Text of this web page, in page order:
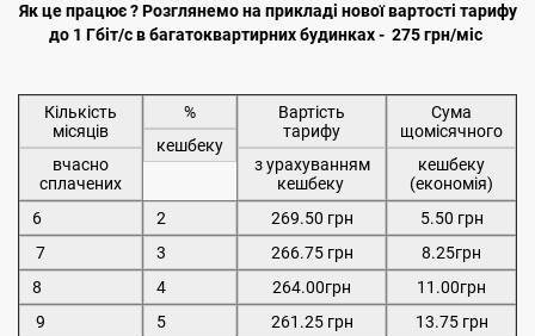
Як це працює ? Розглянемо на прикладі нової вартості тарифу
до 1 Гбіт/с в багатоквартирних будинках - 275 грн/міс
Кількість
місяців
вчасно
сплачених
%
кешбеку
Вартість
тарифу
з урахуванням
кешбеку
Сума
щомісячного
кешбеку
(економія)
6
2 269.50 грн
5.50 грн
7
3 266.75 грн
8.25грн
8
4 264.00грн
11.00грн
9
5 261.25 грн
13.75 грн